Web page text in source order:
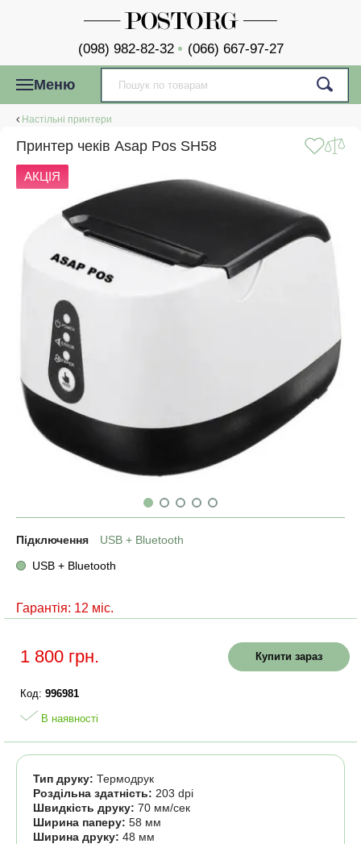
(098) 982-82-32 (066) 667-97-27
Меню
Настільні принтери
Принтер чеків Asap Pos SH58
АКЦІЯ
Підключення
USB + Bluetooth
USB + Bluetooth
Гарантія: 12 міс.
1 800 грн. Купити зараз
Код: 996981
В наявності
Тип друку: Термодрук
Роздільна здатність: 203 dpi
Швидкість друку: 70 мм/сек
Ширина паперу: 58 мм
Ширина друку: 48 мм